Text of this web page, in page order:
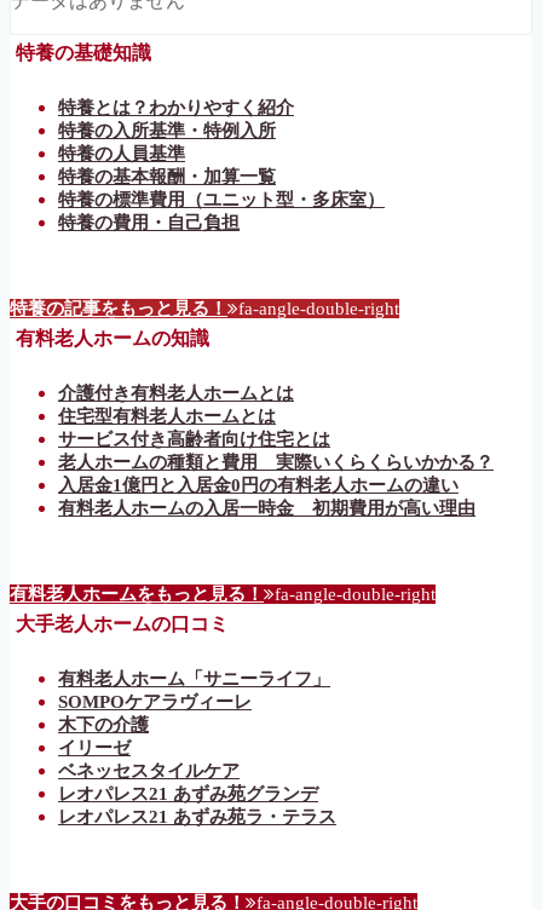
特養の基礎知識
特養とは？わかりやすく紹介
特養の入所基準・特例入所
特養の人員基準
特養の基本報酬・加算一覧
特養の標準費用（ユニット型・多床室）
特養の費用・自己負担
特養の記事をもっと見る！ fa-angle-double-right
有料老人ホームの知識
介護付き有料老人ホームとは
住宅型有料老人ホームとは
サービス付き高齢者向け住宅とは
老人ホームの種類と費用 実際いくらくらいかかる？
入居金1億円と入居金0円の有料老人ホームの違い
有料老人ホームの入居一時金 初期費用が高い理由
有料老人ホームをもっと見る！ fa-angle-double-right
大手老人ホームの口コミ
有料老人ホーム「サニーライフ」
SOMPOケアラヴィーレ
木下の介護
イリーゼ
ベネッセスタイルケア
レオパレス21 あずみ苑グランデ
レオパレス21 あずみ苑ラ・テラス
大手の口コミをもっと見る！ fa-angle-double-right